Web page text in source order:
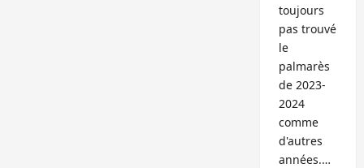
toujours
pas trouvé
le
palmarès
de 2023-
2024
comme
d'autres
années.…